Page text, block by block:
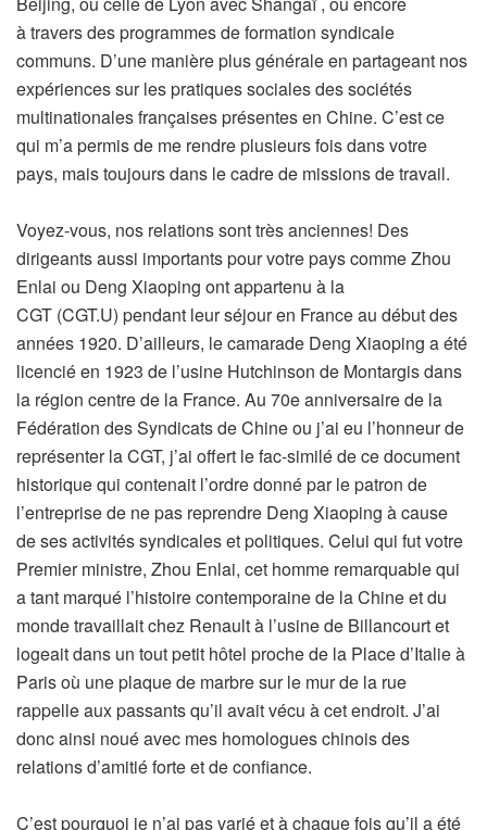
à travers des programmes de formation syndicale
communs. D’une manière plus générale en partageant nos
expériences sur les pratiques sociales des sociétés
multinationales françaises présentes en Chine. C’est ce
qui m’a permis de me rendre plusieurs fois dans votre
pays, mais toujours dans le cadre de missions de travail.
Voyez-vous, nos relations sont très anciennes! Des
dirigeants aussi importants pour votre pays comme Zhou
Enlai ou Deng Xiaoping ont appartenu à la
CGT (CGT.U) pendant leur séjour en France au début des
années 1920. D’ailleurs, le camarade Deng Xiaoping a été
licencié en 1923 de l’usine Hutchinson de Montargis dans
la région centre de la France. Au 70e anniversaire de la
Fédération des Syndicats de Chine ou j’ai eu l’honneur de
représenter la CGT, j’ai offert le fac-similé de ce document
historique qui contenait l’ordre donné par le patron de
l’entreprise de ne pas reprendre Deng Xiaoping à cause
de ses activités syndicales et politiques. Celui qui fut votre
Premier ministre, Zhou Enlai, cet homme remarquable qui
a tant marqué l’histoire contemporaine de la Chine et du
monde travaillait chez Renault à l’usine de Billancourt et
logeait dans un tout petit hôtel proche de la Place d’Italie à
Paris où une plaque de marbre sur le mur de la rue
rappelle aux passants qu’il avait vécu à cet endroit. J’ai
donc ainsi noué avec mes homologues chinois des
relations d’amitié forte et de confiance.
C’est pourquoi je n’ai pas varié et à chaque fois qu’il a été